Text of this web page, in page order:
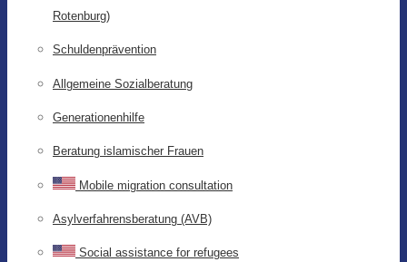
Rotenburg)
Schuldenprävention
Allgemeine Sozialberatung
Generationenhilfe
Beratung islamischer Frauen
Mobile migration consultation
Asylverfahrensberatung (AVB)
Social assistance for refugees